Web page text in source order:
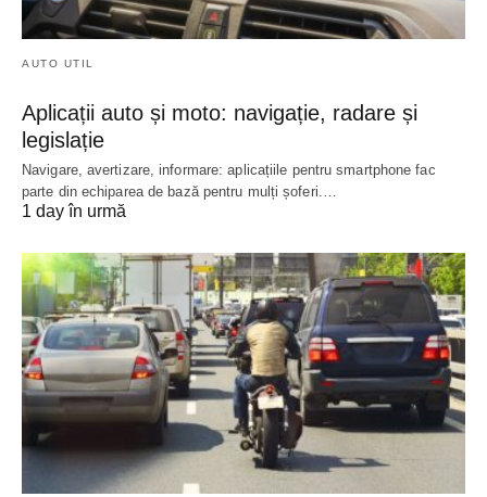
AUTO UTIL
Aplicații auto și moto: navigație, radare și
legislație
Navigare, avertizare, informare: aplicațiile pentru smartphone fac
parte din echiparea de bază pentru mulți șoferi.…
1 day în urmă